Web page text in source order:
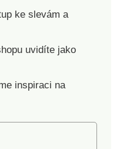
ke slevám a
uvidíte jako
inspiraci na